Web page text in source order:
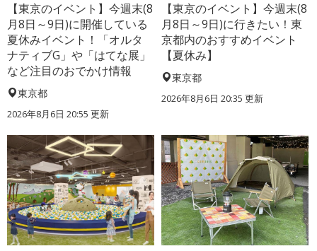
【東京のイベント】今週末(8
月8日～9日)に開催している
夏休みイベント！「オルタ
ナティブG」や「はてな展」
など注目のおでかけ情報
東京都
2026年8月6日 20:55 更新
【東京のイベント】今週末(8
月8日～9日)に行きたい！東
京都内のおすすめイベント
【夏休み】
東京都
2026年8月6日 20:35 更新